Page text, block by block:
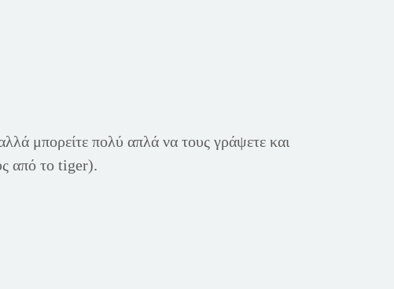
μπορείτε πολύ απλά να τους γράψετε και
από το tiger).